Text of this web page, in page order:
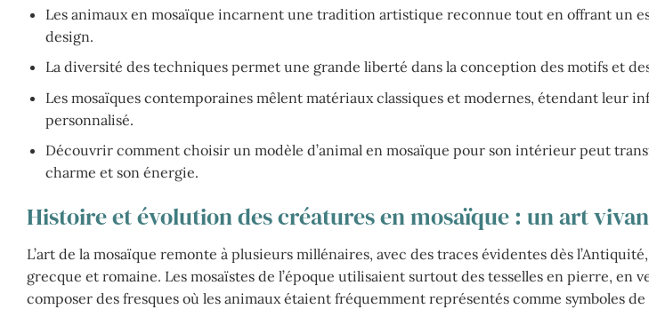
Les animaux en mosaïque incarnent une tradition artistique reconnue tout en offrant un
design.
La diversité des techniques permet une grande liberté dans la conception des motifs et
Les mosaïques contemporaines mêlent matériaux classiques et modernes, étendant leur
personnalisé.
Découvrir comment choisir un modèle d’animal en mosaïque pour son intérieur peut
charme et son énergie.
Histoire et évolution des créatures en mosaïque : un art
L’art de la mosaïque remonte à plusieurs millénaires, avec des traces évidentes dès
grecque et romaine. Les mosaïstes de l’époque utilisaient surtout des tesselles en pierre, en
composer des fresques où les animaux étaient fréquemment représentés comme symboles